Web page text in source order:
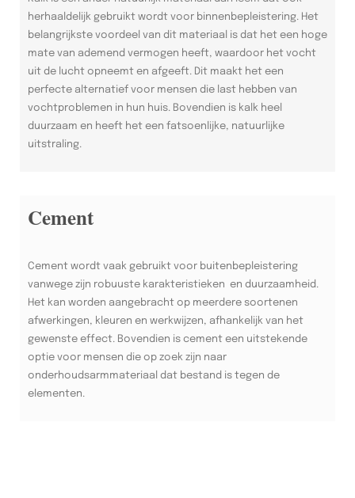
herhaaldelijk gebruikt wordt voor binnenbepleistering. Het
belangrijkste voordeel van dit materiaal is dat het een hoge
mate van ademend vermogen heeft, waardoor het vocht
uit de lucht opneemt en afgeeft. Dit maakt het een
perfecte alternatief voor mensen die last hebben van
vochtproblemen in hun huis. Bovendien is kalk heel
duurzaam en heeft het een fatsoenlijke, natuurlijke
uitstraling.
Cement
Cement wordt vaak gebruikt voor buitenbepleistering
vanwege zijn robuuste karakteristieken en duurzaamheid.
Het kan worden aangebracht op meerdere soortenen
afwerkingen, kleuren en werkwijzen, afhankelijk van het
gewenste effect. Bovendien is cement een uitstekende
optie voor mensen die op zoek zijn naar
onderhoudsarmmateriaal dat bestand is tegen de
elementen.